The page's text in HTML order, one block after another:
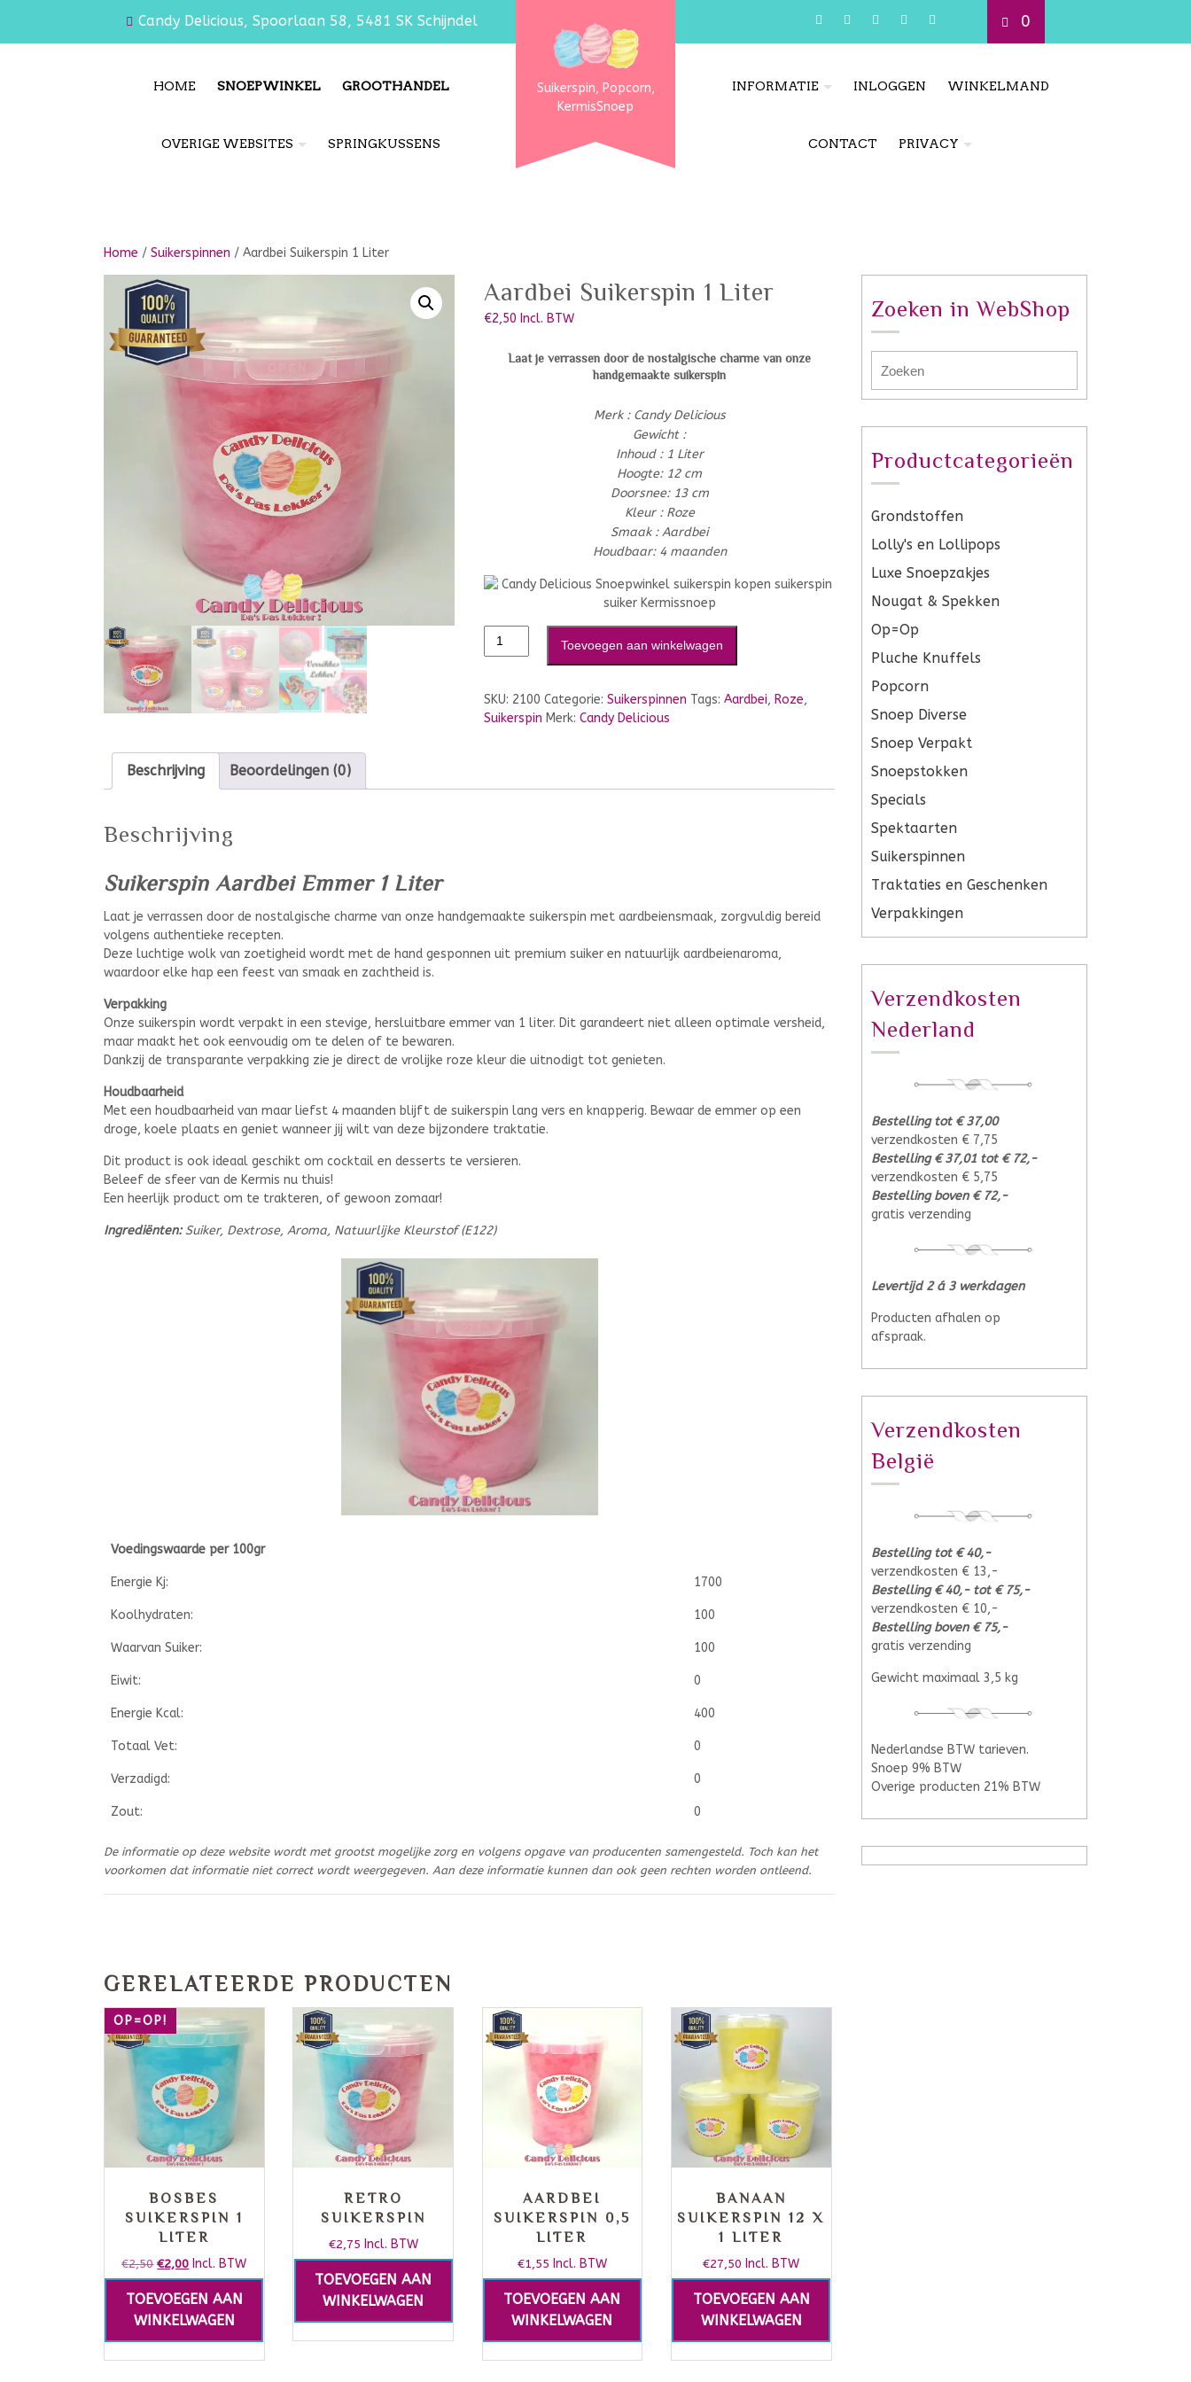
Candy Delicious, Spoorlaan 58, 5481 SK Schijndel 0
HOME SNOEPWINKEL GROOTHANDEL
OVERIGE WEBSITES SPRINGKUSSENS
Suikerspin, Popcorn,
KermisSnoep
INFORMATIE INLOGGEN WINKELMAND
CONTACT PRIVACY
Home / Suikerspinnen / Aardbei Suikerspin 1 Liter
Aardbei Suikerspin 1 Liter
€2,50 Incl. BTW
Laat je verrassen door de nostalgische charme van onze
handgemaakte suikerspin
Merk : Candy Delicious
Gewicht :
Inhoud : 1 Liter
Hoogte: 12 cm
Doorsnee: 13 cm
Kleur : Roze
Smaak : Aardbei
Houdbaar: 4 maanden
Toevoegen aan winkelwagen
SKU: 2100 Categorie: Suikerspinnen Tags: Aardbei, Roze,
Suikerspin Merk: Candy Delicious
Beschrijving Beoordelingen (0)
Beschrijving
Suikerspin Aardbei Emmer 1 Liter
Laat je verrassen door de nostalgische charme van onze handgemaakte suikerspin met aardbeiensmaak, zorgvuldig bereid
volgens authentieke recepten.
Deze luchtige wolk van zoetigheid wordt met de hand gesponnen uit premium suiker en natuurlijk aardbeienaroma,
waardoor elke hap een feest van smaak en zachtheid is.
Verpakking
Onze suikerspin wordt verpakt in een stevige, hersluitbare emmer van 1 liter. Dit garandeert niet alleen optimale versheid,
maar maakt het ook eenvoudig om te delen of te bewaren.
Dankzij de transparante verpakking zie je direct de vrolijke roze kleur die uitnodigt tot genieten.
Houdbaarheid
Met een houdbaarheid van maar liefst 4 maanden blijft de suikerspin lang vers en knapperig. Bewaar de emmer op een
droge, koele plaats en geniet wanneer jij wilt van deze bijzondere traktatie.
Dit product is ook ideaal geschikt om cocktail en desserts te versieren.
Beleef de sfeer van de Kermis nu thuis!
Een heerlijk product om te trakteren, of gewoon zomaar!
Ingrediënten:Suiker, Dextrose, Aroma, Natuurlijke Kleurstof (E122)
Voedingswaarde per 100gr
Energie Kj: 1700
Koolhydraten: 100
Waarvan Suiker: 100
Eiwit: 0
Energie Kcal: 400
Totaal Vet: 0
Verzadigd: 0
Zout: 0
De informatie op deze website wordt met grootst mogelijke zorg en volgens opgave van producenten samengesteld. Toch kan het
voorkomen dat informatie niet correct wordt weergegeven. Aan deze informatie kunnen dan ook geen rechten worden ontleend.
GERELATEERDE PRODUCTEN
OP=OP!
BOSBES
SUIKERSPIN 1
LITER
€2,50 €2,00 Incl. BTW
TOEVOEGEN AAN
WINKELWAGEN
RETRO
SUIKERSPIN
€2,75 Incl. BTW
TOEVOEGEN AAN
WINKELWAGEN
AARDBEI
SUIKERSPIN 0,5
LITER
€1,55 Incl. BTW
TOEVOEGEN AAN
WINKELWAGEN
BANAAN
SUIKERSPIN 12 X
1 LITER
€27,50 Incl. BTW
TOEVOEGEN AAN
WINKELWAGEN
Zoeken in WebShop
Productcategorieën
Grondstoffen
Lolly's en Lollipops
Luxe Snoepzakjes
Nougat & Spekken
Op=Op
Pluche Knuffels
Popcorn
Snoep Diverse
Snoep Verpakt
Snoepstokken
Specials
Spektaarten
Suikerspinnen
Traktaties en Geschenken
Verpakkingen
Verzendkosten
Nederland
Bestelling tot € 37,00
verzendkosten € 7,75
Bestelling € 37,01 tot € 72,-
verzendkosten € 5,75
Bestelling boven € 72,-
gratis verzending
Levertijd 2 á 3 werkdagen
Producten afhalen op
afspraak.
Verzendkosten
België
Bestelling tot € 40,-
verzendkosten € 13,-
Bestelling € 40,- tot € 75,-
verzendkosten € 10,-
Bestelling boven € 75,-
gratis verzending
Gewicht maximaal 3,5 kg
Nederlandse BTW tarieven.
Snoep 9% BTW
Overige producten 21% BTW